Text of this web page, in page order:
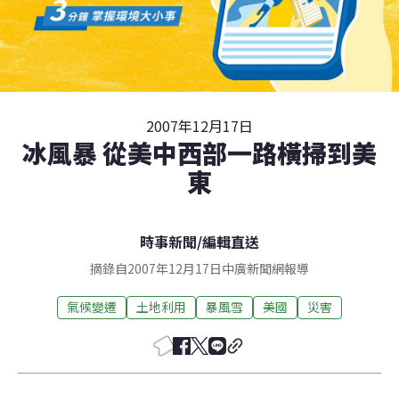
2007年12月17日
冰風暴 從美中西部一路橫掃到美
東
時事新聞/編輯直送
摘錄自2007年12月17日中廣新聞網報導
氣候變遷 土地利用 暴風雪 美國 災害